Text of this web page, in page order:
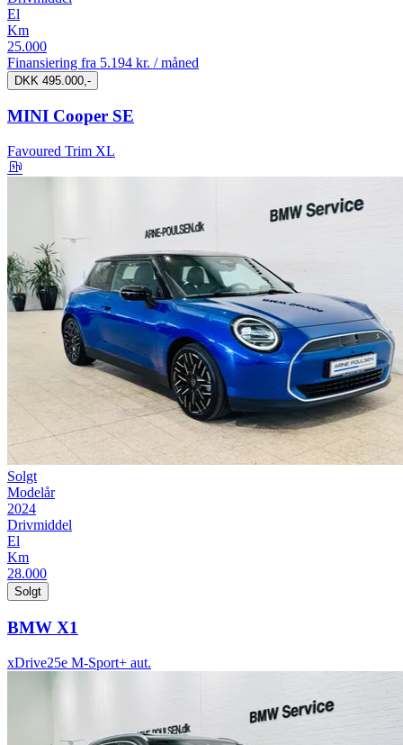
El
Km
25.000
Finansiering fra 5.194 kr. / måned
DKK 495.000,-
MINI Cooper SE
Favoured Trim XL
Solgt
Modelår
2024
Drivmiddel
El
Km
28.000
Solgt
BMW X1
xDrive25e M-Sport+ aut.